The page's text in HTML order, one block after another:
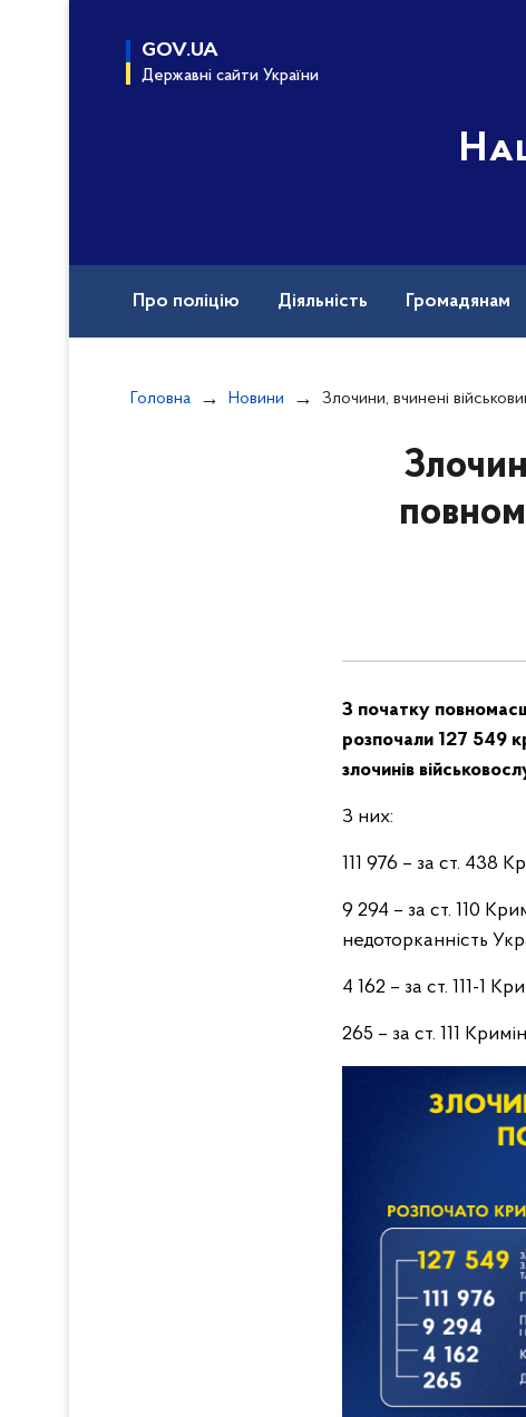
GOV.UA
Державні сайти України
Про поліцію Діяльність Громадянам
Головна Новини Злочини, вчинені військовими рф під час повномасштабного
З початку
розпочали 127 549
злочинів
З них:
111 976 – за ст. 438
9 294 – за ст. 110
недоторканність
4 162 – за ст. 111-1
265 – за ст. 111